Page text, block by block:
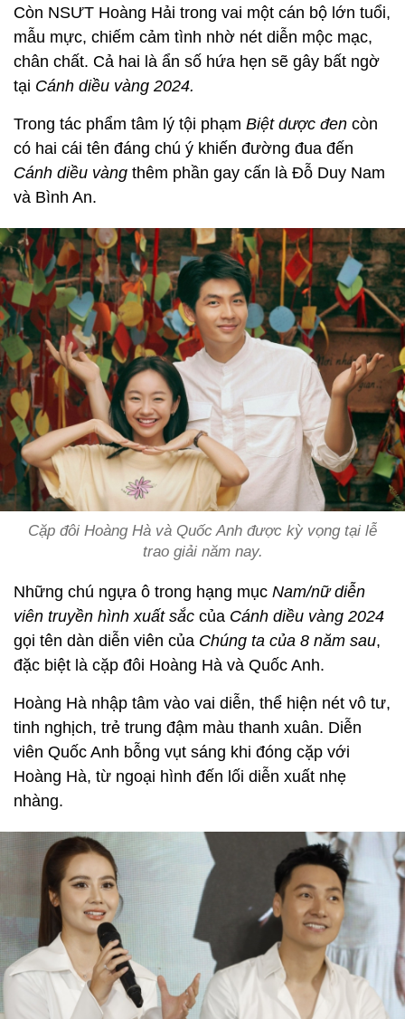
Còn NSƯT Hoàng Hải trong vai một cán bộ lớn tuổi,
mẫu mực, chiếm cảm tình nhờ nét diễn mộc mạc,
chân chất. Cả hai là ẩn số hứa hẹn sẽ gây bất ngờ
tại Cánh diều vàng 2024.
Trong tác phẩm tâm lý tội phạm Biệt dược đen còn
có hai cái tên đáng chú ý khiến đường đua đến
Cánh diều vàng thêm phần gay cấn là Đỗ Duy Nam
và Bình An.
Cặp đôi Hoàng Hà và Quốc Anh được kỳ vọng tại lễ
trao giải năm nay.
Những chú ngựa ô trong hạng mục Nam/nữ diễn
viên truyền hình xuất sắc của Cánh diều vàng 2024
gọi tên dàn diễn viên của Chúng ta của 8 năm sau,
đặc biệt là cặp đôi Hoàng Hà và Quốc Anh.
Hoàng Hà nhập tâm vào vai diễn, thể hiện nét vô tư,
tinh nghịch, trẻ trung đậm màu thanh xuân. Diễn
viên Quốc Anh bỗng vụt sáng khi đóng cặp với
Hoàng Hà, từ ngoại hình đến lối diễn xuất nhẹ
nhàng.